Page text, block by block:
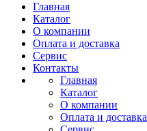
Главная
Каталог
О компании
Оплата и доставка
Сервис
Контакты
Главная
Каталог
О компании
Оплата и доставка